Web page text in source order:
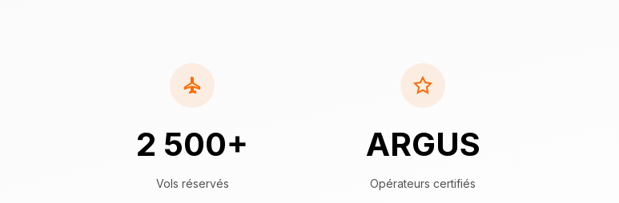
2 500+
Vols réservés
ARGUS
Opérateurs certifiés